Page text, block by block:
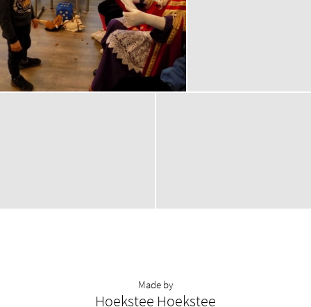
Made by
Hoekstee Hoekstee